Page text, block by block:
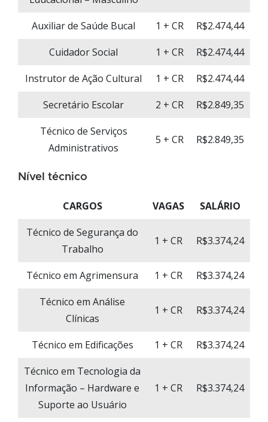
Auxiliar de Saúde Bucal 1 + CR
R$2.474,44
Cuidador Social
1 + CR
R$2.474,44
Instrutor de Ação Cultural
1 + CR
R$2.474,44
Secretário Escolar
2 + CR
R$2.849,35
Técnico de Serviços
Administrativos
5 + CR R$2.849,35
Nível técnico
CARGOS VAGAS
SALÁRIO
Técnico de Segurança do
Trabalho
1 + CR R$3.374,24
Técnico em Agrimensura 1 + CR
R$3.374,24
Técnico em Análise
Clínicas
1 + CR R$3.374,24
Técnico em Edificações 1 + CR
R$3.374,24
Técnico em Tecnologia da
Informação – Hardware e
Suporte ao Usuário
1 + CR R$3.374,24